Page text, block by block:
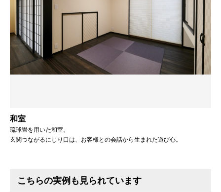
和室
琉球畳を用いた和室。
玄関つながるにじり口は、お客様との会話から生まれた遊び心。
こちらの実例も見られています